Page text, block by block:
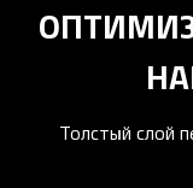
Толстый слой